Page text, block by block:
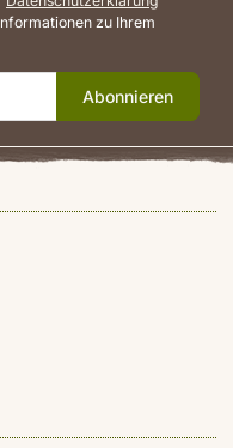
zu Ihrem
Abonnieren